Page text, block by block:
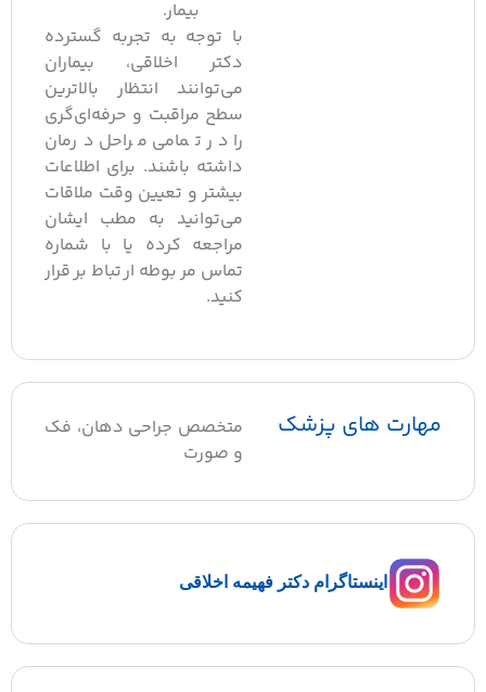
با توجه به تجربه گسترده
دکتر اخلاقی، بیماران
می‌توانند انتظار بالاترین
سطح مراقبت و حرفه‌ای‌گری
را در تمامی مراحل درمان
داشته باشند. برای اطلاعات
بیشتر و تعیین وقت ملاقات
می‌توانید به مطب ایشان
مراجعه کرده یا با شماره
تماس مربوطه ارتباط برقرار
مهارت های پزشک
متخصص جراحی دهان، فک
و صورت
اینستاگرام دکتر فهیمه اخلاقی